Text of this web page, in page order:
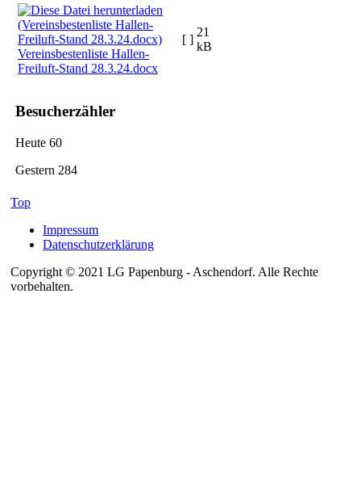
Vereinsbestenliste Hallen-
Freiluft-Stand 28.3.24.docx
[ ]
21
kB
Besucherzähler
Heute 60
Gestern 284
Top
Impressum
Datenschutzerklärung
Copyright © 2021 LG Papenburg - Aschendorf. Alle Rechte
vorbehalten.